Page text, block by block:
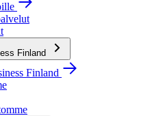
Finland
Finland